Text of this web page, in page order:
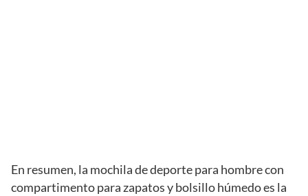
En resumen, la mochila de deporte para hombre con
compartimento para zapatos y bolsillo húmedo es la